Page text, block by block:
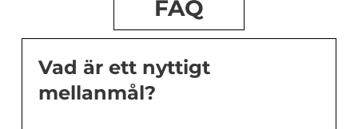
FAQ
Vad är ett nyttigt
mellanmål?